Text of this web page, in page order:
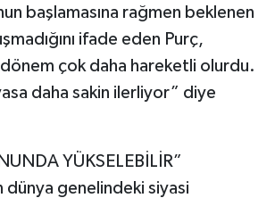
başlamasına rağmen beklenen
ifade eden Purç,
çok daha hareketli olurdu.
daha sakin ilerliyor” diye
YÜKSELEBİLİR”
dünya genelindeki siyasi